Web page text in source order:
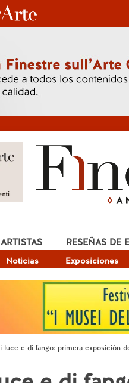
Noticias Exposiciones
RESEÑAS DE
luce e di fango: primera exposición